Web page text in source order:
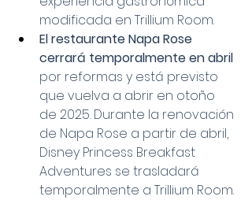
modificada en Trillium Room.
El restaurante Napa Rose
cerrará temporalmente en abril
por reformas y está previsto
que vuelva a abrir en otoño
de 2025. Durante la renovación
de Napa Rose a partir de abril,
Disney Princess Breakfast
Adventures se trasladará
temporalmente a Trillium Room.